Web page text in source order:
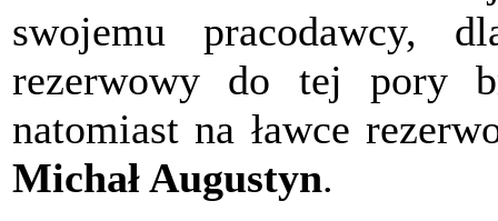
swojemu pracodawcy,
rezerwowy do tej pory
natomiast na ławce
Michał Augustyn.